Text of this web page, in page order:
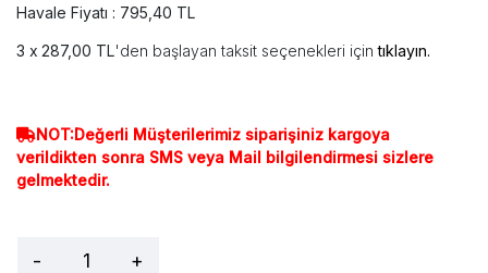
Havale Fiyatı : 795,40 TL
287,00 TL'den başlayan taksit seçenekleri içintıklayın.
NOT:Değerli Müşterilerimiz siparişiniz kargoya
verildikten sonra SMS veya Mail bilgilendirmesi sizlere
gelmektedir.
- +